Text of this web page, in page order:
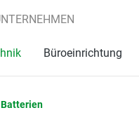
Büroeinrichtung
Batterien